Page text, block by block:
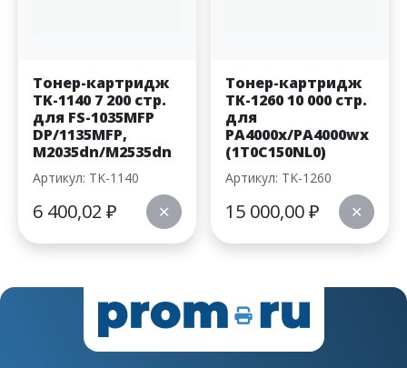
Тонер-картридж
TK-1140 7 200 стр.
для FS-1035MFP
DP/1135MFP,
M2035dn/M2535dn
Артикул: TK-1140
6 400,02 ₽ ✕
Тонер-картридж
TK-1260 10 000 стр.
для
PA4000x/PA4000wx
(1T0C150NL0)
Артикул: TK-1260
15 000,00₽ ✕